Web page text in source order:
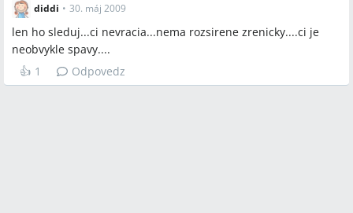
diddi • 30. máj 2009
len ho sleduj...ci nevracia...nema rozsirene zrenicky....ci je
neobvykle spavy....
👍 1 Odpovedz